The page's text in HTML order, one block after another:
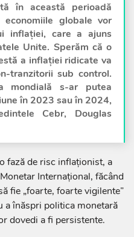
în această perioadă
globale vor
inflaţiei, care a ajuns
Unite. Sperăm că o
a inflaţiei ridicate va
tranzitorii sub control.
mondială s-ar putea
în 2023 sau în 2024,
Cebr, Douglas
fază de risc inflaţionist, a
Internaţional, făcând
fie „foarte, foarte vigilente”
a înăspri politica monetară
dovedi a fi persistente.